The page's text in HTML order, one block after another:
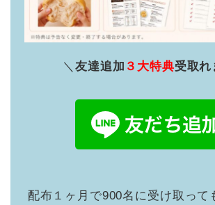
＼友達追加 ３大特典受取れ
配布１ヶ月で900名に受け取って